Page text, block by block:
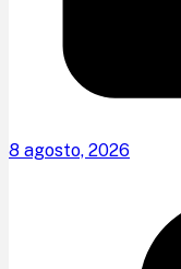
8 agosto, 2026